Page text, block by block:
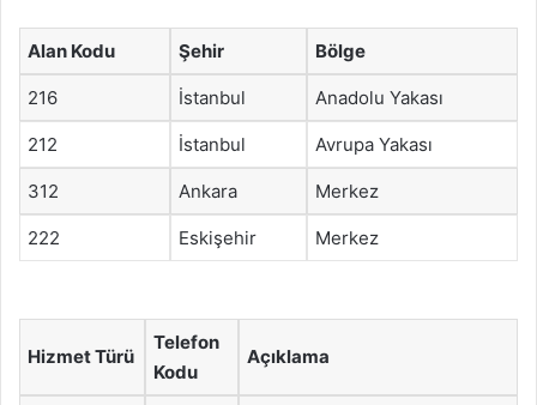
Alan Kodu Şehir Bölge
216 İstanbul Anadolu Yakası
212 İstanbul Avrupa Yakası
312 Ankara Merkez
222 Eskişehir Merkez
Hizmet Türü
Telefon
Kodu
Açıklama